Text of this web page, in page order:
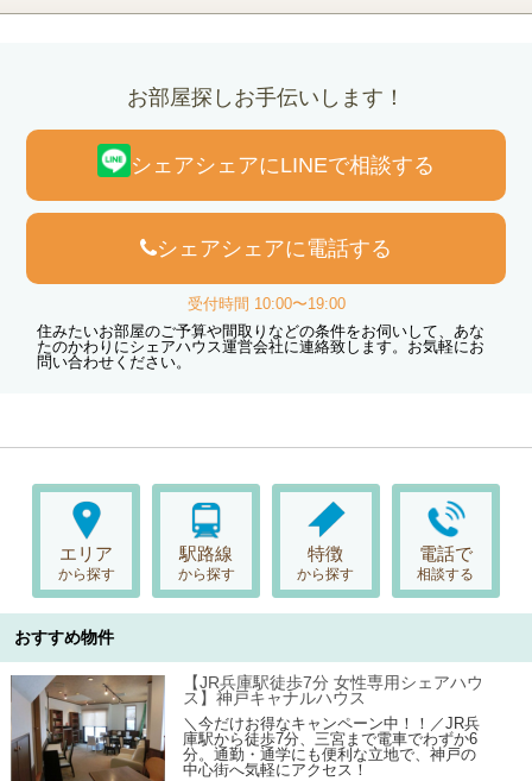
お部屋探しお手伝いします！
シェアシェアにLINEで相談する
シェアシェアに電話する
受付時間 10:00〜19:00
住みたいお部屋のご予算や間取りなどの条件をお伺いして、あな
たのかわりにシェアハウス運営会社に連絡致します。お気軽にお
問い合わせください。
エリア
から探す
駅路線
から探す
特徴
から探す
電話で
相談する
おすすめ物件
【JR兵庫駅徒歩7分 女性専用シェアハウ
ス】神戸キャナルハウス
＼今だけお得なキャンペーン中！！／JR兵
庫駅から徒歩7分、三宮まで電車でわずか6
分。通勤・通学にも便利な立地で、神戸の
中心街へ気軽にアクセス！